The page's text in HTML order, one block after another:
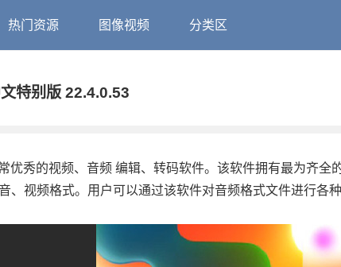
热门资源 图像视频 分类区
特别版 22.4.0.53
常优秀的视频、音频 编辑、转码软件。该软件拥有最为齐全
、视频格式。用户可以通过该软件对音频格式文件进行各